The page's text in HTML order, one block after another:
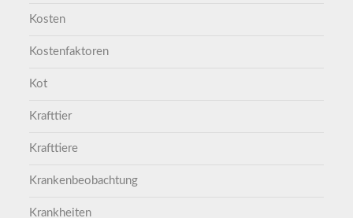
Kosten
Kostenfaktoren
Kot
Krafttier
Krafttiere
Krankenbeobachtung
Krankheiten